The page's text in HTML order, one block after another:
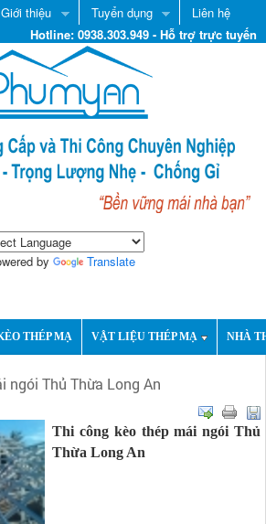
Giới thiệu Tuyển dụng
Liên hệ
Hotline: 0938.303.949 - Hỗ trợ trực tuyến
by Translate
THÉP MẠ VẬT LIỆU THÉP MẠ NHÀ
ngói Thủ Thừa Long An
Thi công kèo thép mái ngói Thủ
Thừa Long An